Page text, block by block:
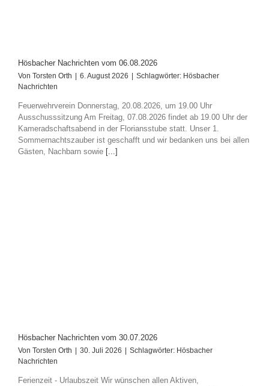
Hösbacher Nachrichten vom 06.08.2026
Von Torsten Orth | 6. August 2026 | Schlagwörter: Hösbacher
Nachrichten
Feuerwehrverein Donnerstag, 20.08.2026, um 19.00 Uhr
Ausschusssitzung Am Freitag, 07.08.2026 findet ab 19.00 Uhr der
Kameradschaftsabend in der Floriansstube statt. Unser 1.
Sommernachtszauber ist geschafft und wir bedanken uns bei allen
Gästen, Nachbarn sowie [...]
Hösbacher Nachrichten vom 30.07.2026
Von Torsten Orth | 30. Juli 2026 | Schlagwörter: Hösbacher
Nachrichten
Ferienzeit - Urlaubszeit Wir wünschen allen Aktiven,